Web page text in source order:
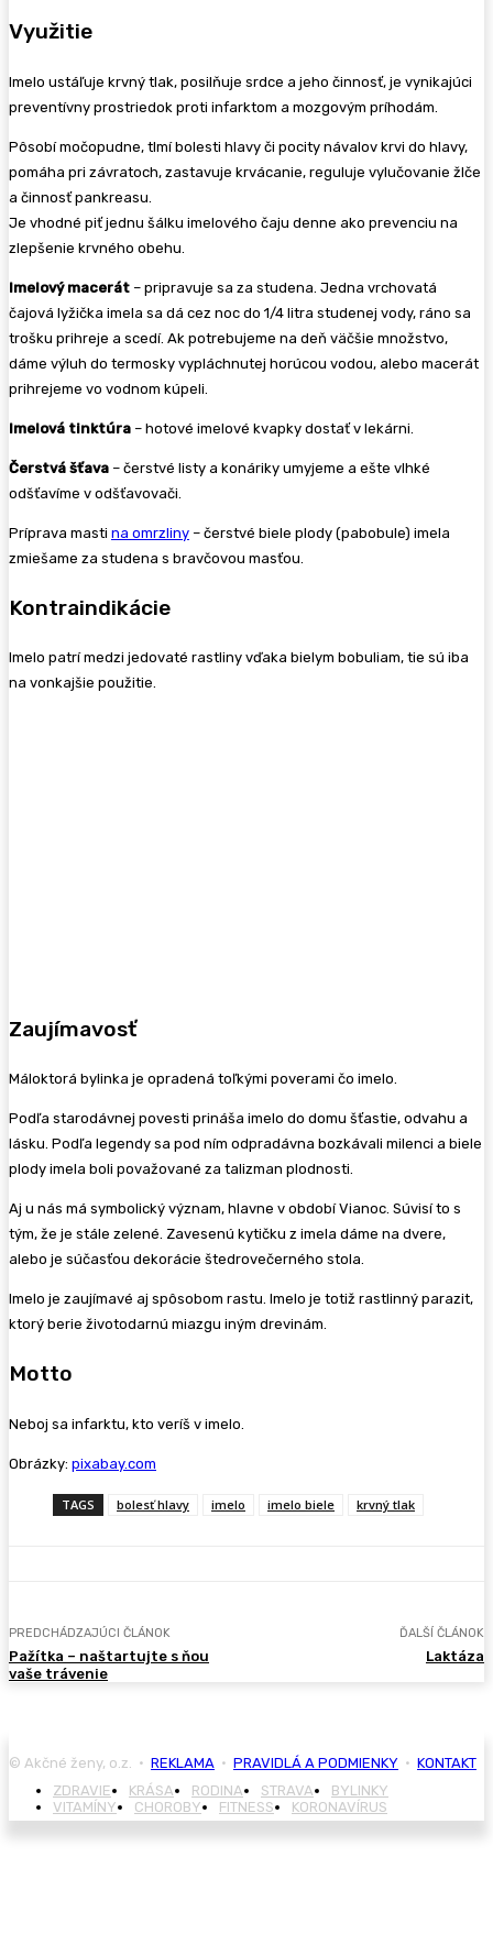
Využitie
Imelo ustáľuje krvný tlak, posilňuje srdce a jeho činnosť, je vynikajúci
preventívny prostriedok proti infarktom a mozgovým príhodám.
Pôsobí močopudne, tlmí bolesti hlavy či pocity návalov krvi do hlavy,
pomáha pri závratoch, zastavuje krvácanie, reguluje vylučovanie žlče
a činnosť pankreasu.
Je vhodné piť jednu šálku imelového čaju denne ako prevenciu na
zlepšenie krvného obehu.
Imelový macerát – pripravuje sa za studena. Jedna vrchovatá
čajová lyžička imela sa dá cez noc do 1/4 litra studenej vody, ráno sa
trošku prihreje a scedí. Ak potrebujeme na deň väčšie množstvo,
dáme výluh do termosky vypláchnutej horúcou vodou, alebo macerát
prihrejeme vo vodnom kúpeli.
Imelová tinktúra – hotové imelové kvapky dostať v lekárni.
Čerstvá šťava – čerstvé listy a konáriky umyjeme a ešte vlhké
odšťavíme v odšťavovači.
Príprava masti na omrzliny – čerstvé biele plody (pabobule) imela
zmiešame za studena s bravčovou masťou.
Kontraindikácie
Imelo patrí medzi jedovaté rastliny vďaka bielym bobuliam, tie sú iba
na vonkajšie použitie.
Zaujímavosť
Máloktorá bylinka je opradená toľkými poverami čo imelo.
Podľa starodávnej povesti prináša imelo do domu šťastie, odvahu a
lásku. Podľa legendy sa pod ním odpradávna bozkávali milenci a biele
plody imela boli považované za talizman plodnosti.
Aj u nás má symbolický význam, hlavne v období Vianoc. Súvisí to s
tým, že je stále zelené. Zavesenú kytičku z imela dáme na dvere,
alebo je súčasťou dekorácie štedrovečerného stola.
Imelo je zaujímavé aj spôsobom rastu. Imelo je totiž rastlinný parazit,
ktorý berie životodarnú miazgu iným drevinám.
Motto
Neboj sa infarktu, kto veríš v imelo.
Obrázky: pixabay.com
TAGS bolesť hlavy imelo imelo biele krvný tlak
PREDCHÁDZAJÚCI ČLÁNOK
Pažítka – naštartujte s ňou
vaše trávenie
ĎALŠÍ ČLÁNOK
Laktáza
© Akčné ženy, o.z. • REKLAMA • PRAVIDLÁ A PODMIENKY • KONTAKT
ZDRAVIE
KRÁSA RODINA STRAVA
BYLINKY
VITAMÍNY
CHOROBY FITNESS KORONAVÍRUS